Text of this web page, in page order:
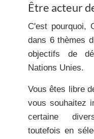
Être acteur
C'est pourquoi,
dans 6 thèmes
objectifs de
Nations Unies.
Vous êtes libre
vous souhaitez
certaine
toutefois en